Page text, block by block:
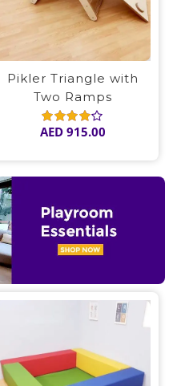
Pikler Triangle with
Two Ramps
Rated
AED915.00